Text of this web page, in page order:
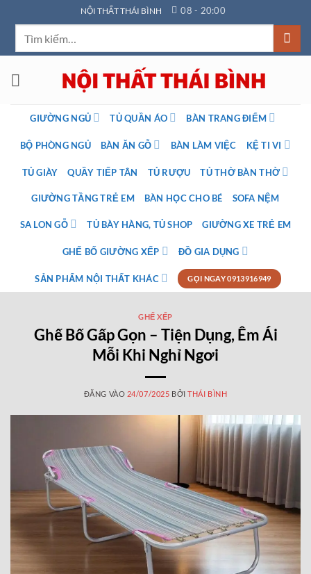
qua
dung
NỘI THẤT THÁI BÌNH 08 - 20:00
GIƯỜNG NGỦ TỦ QUẦN ÁO BÀN TRANG ĐIỂM
BỘ PHÒNG NGỦ BÀN ĂN GỖ BÀN LÀM VIỆC KỆ TI VI
TỦ GIÀY QUẦY TIẾP TÂN TỦ RƯỢU TỦ THỜ BÀN THỜ
GIƯỜNG TẦNG TRẺ EM BÀN HỌC CHO BÉ SOFA NỆM
SA LON GỖ TỦ BÀY HÀNG, TỦ SHOP GIƯỜNG XE TRẺ EM
GHẾ BỐ GIƯỜNG XẾP ĐỒ GIA DỤNG
SẢN PHẨM NỘI THẤT KHÁC GỌI NGAY 0913916949
GHẾ XẾP
Ghế Bố Gấp Gọn – Tiện Dụng, Êm Ái
Mỗi Khi Nghỉ Ngơi
ĐĂNG VÀO 24/07/2025 BỞITHÁI BÌNH